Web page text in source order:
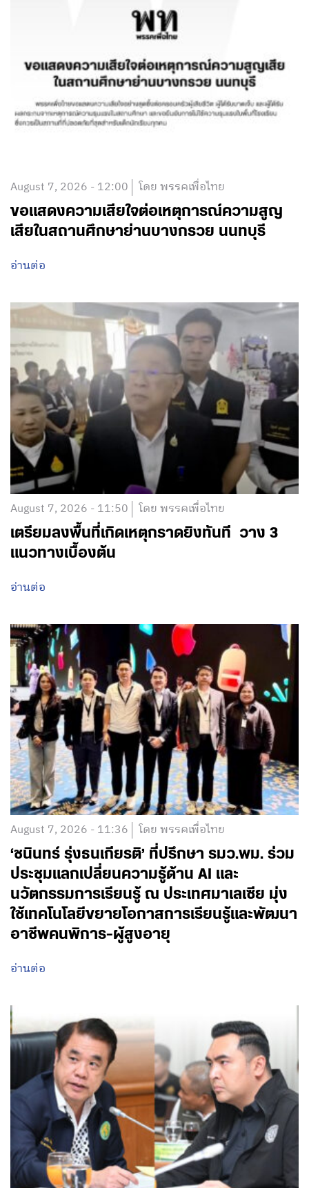
August 7, 2026 - 12:00 โดย พรรคเพื่อไทย
ขอแสดงความเสียใจต่อเหตุการณ์ความสูญ
เสียในสถานศึกษาย่านบางกรวย นนทบุรี
อ่านต่อ
August 7, 2026 - 11:50 โดย พรรคเพื่อไทย
เตรียมลงพื้นที่เกิดเหตุกราดยิงทันที วาง 3
แนวทางเบื้องต้น
อ่านต่อ
August 7, 2026 - 11:36 โดย พรรคเพื่อไทย
‘ชนินทร์ รุ่งธนเกียรติ’ ที่ปรึกษา รมว.พม. ร่วม
ประชุมแลกเปลี่ยนความรู้ด้าน AI และ
นวัตกรรมการเรียนรู้ ณ ประเทศมาเลเซีย มุ่ง
ใช้เทคโนโลยีขยายโอกาสการเรียนรู้และพัฒนา
อาชีพคนพิการ-ผู้สูงอายุ
อ่านต่อ